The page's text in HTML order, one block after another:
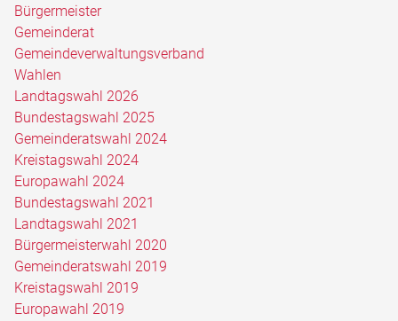
Bürgermeister
Gemeinderat
Gemeindeverwaltungsverband
Wahlen
Landtagswahl 2026
Bundestagswahl 2025
Gemeinderatswahl 2024
Kreistagswahl 2024
Europawahl 2024
Bundestagswahl 2021
Landtagswahl 2021
Bürgermeisterwahl 2020
Gemeinderatswahl 2019
Kreistagswahl 2019
Europawahl 2019